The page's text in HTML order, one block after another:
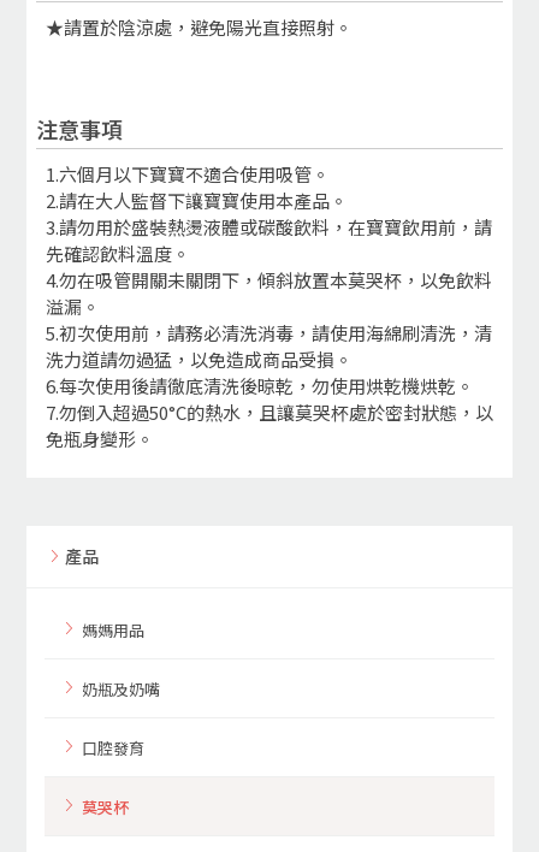
★請置於陰涼處，避免陽光直接照射。
注意事項
1.六個月以下寶寶不適合使用吸管。
2.請在大人監督下讓寶寶使用本產品。
3.請勿用於盛裝熱燙液體或碳酸飲料，在寶寶飲用前，請
先確認飲料溫度。
4.勿在吸管開關未關閉下，傾斜放置本莫哭杯，以免飲料
溢漏。
5.初次使用前，請務必清洗消毒，請使用海綿刷清洗，清
洗力道請勿過猛，以免造成商品受損。
6.每次使用後請徹底清洗後晾乾，勿使用烘乾機烘乾。
7.勿倒入超過50°C的熱水，且讓莫哭杯處於密封狀態，以
免瓶身變形。
產品
媽媽用品
奶瓶及奶嘴
口腔發育
莫哭杯